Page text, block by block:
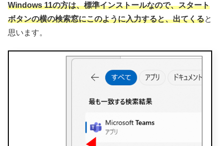
Windows 11の方は、標準インストールなので、スタート
ボタンの横の検索窓にこのように入力すると、出てくると
思います。